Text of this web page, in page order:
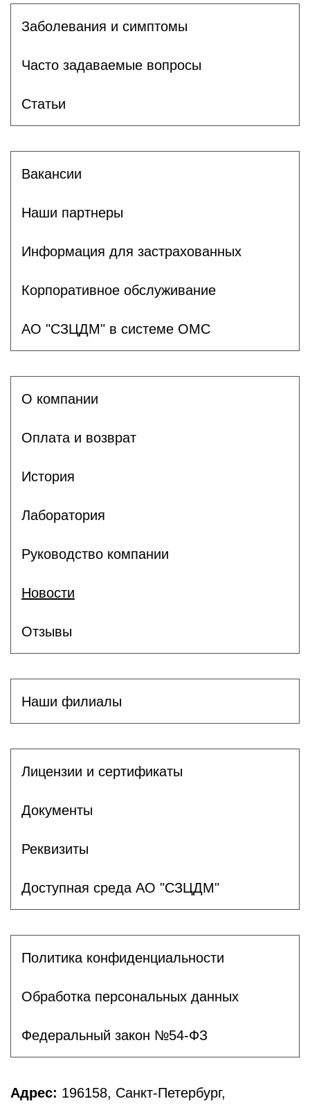
Заболевания и симптомы
Часто задаваемые вопросы
Статьи
Вакансии
Наши партнеры
Информация для застрахованных
Корпоративное обслуживание
АО "СЗЦДМ" в системе ОМС
О компании
Оплата и возврат
История
Лаборатория
Руководство компании
Новости
Отзывы
Наши филиалы
Лицензии и сертификаты
Документы
Реквизиты
Доступная среда АО "СЗЦДМ"
Политика конфиденциальности
Обработка персональных данных
Федеральный закон №54-ФЗ
Адрес: 196158, Санкт-Петербург,